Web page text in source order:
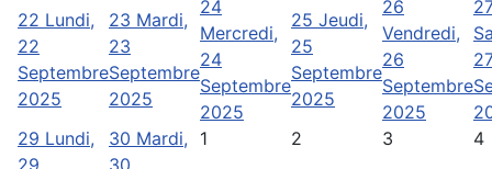
22 Lundi,
22
Septembre
2025
23 Mardi,
23
Septembre
2025
24
Mercredi,
24
Septembre
2025
25 Jeudi,
25
Septembre
2025
26
Vendredi,
26
Septembre
2025
29 Lundi,
29
30 Mardi,
30
1 2 3 4